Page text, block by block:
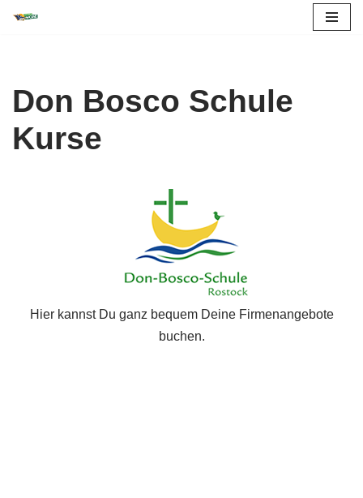
springen
Don Bosco Schule
Kurse
Hier kannst Du ganz bequem Deine Firmenangebote
buchen.